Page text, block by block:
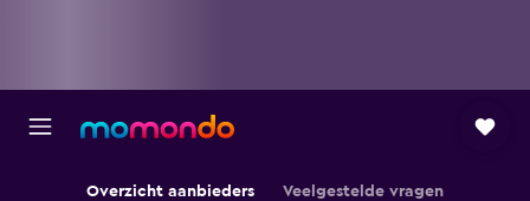
Overzicht aanbieders Veelgestelde vragen